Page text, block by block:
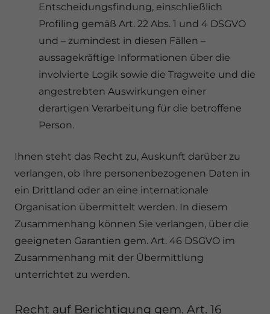
Entscheidungsfindung, einschließlich
Profiling gemäß Art. 22 Abs. 1 und 4 DSGVO
und – zumindest in diesen Fällen –
aussagekräftige Informationen über die
involvierte Logik sowie die Tragweite und die
angestrebten Auswirkungen einer
derartigen Verarbeitung für die betroffene
Person.
Ihnen steht das Recht zu, Auskunft darüber zu
verlangen, ob Ihre personenbezogenen Daten in
ein Drittland oder an eine internationale
Organisation übermittelt werden. In diesem
Zusammenhang können Sie verlangen, über die
geeigneten Garantien gem. Art. 46 DSGVO im
Zusammenhang mit der Übermittlung
unterrichtet zu werden.
Recht auf Berichtigung gem. Art. 16